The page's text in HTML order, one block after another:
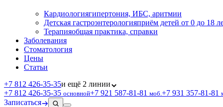
Кардиологиягипертония, ИБС, аритмии
Детская гастроэнтерологияприём детей от 0 до 18
Терапияобщая практика, справки
Заболевания
Стоматология
Цены
Статьи
+7 812 426‑35‑35и ещё 2 линии
+7 812 426‑35‑35 основной+7 921 587‑81‑81 моб.+7 931 357‑81‑81
Записаться